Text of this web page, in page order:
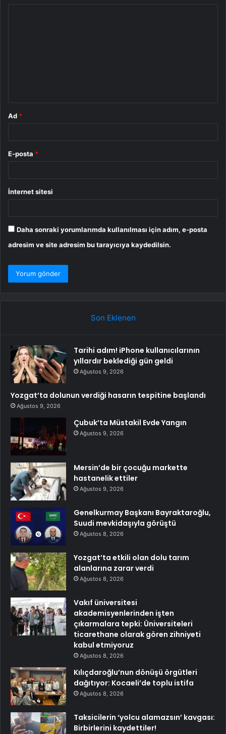
Ad *
E-posta *
İnternet sitesi
Daha sonraki yorumlarımda kullanılması için adım, e-posta
adresim ve site adresim bu tarayıcıya kaydedilsin.
Son Eklenen
Tarihi adım! iPhone kullanıcılarının
yıllardır beklediği gün geldi
Ağustos 9, 2026
Yozgat’ta dolunun verdiği hasarın tespitine başlandı
Ağustos 9, 2026
Çubuk’ta Müstakil Evde Yangın
Ağustos 9, 2026
Mersin’de bir çocuğu markette
hastanelik ettiler
Ağustos 9, 2026
Genelkurmay Başkanı Bayraktaroğlu,
Suudi mevkidaşıyla görüştü
Ağustos 8, 2026
Yozgat’ta etkili olan dolu tarım
alanlarına zarar verdi
Ağustos 8, 2026
Vakıf üniversitesi
akademisyenlerinden işten
çıkarmalara tepki: Üniversiteleri
ticarethane olarak gören zihniyeti
kabul etmiyoruz
Ağustos 8, 2026
Kılıçdaroğlu’nun dönüşü örgütleri
dağıtıyor: Kocaeli’de toplu istifa
Ağustos 8, 2026
Taksicilerin ‘yolcu alamazsın’ kavgası:
Birbirlerini kaydettiler!